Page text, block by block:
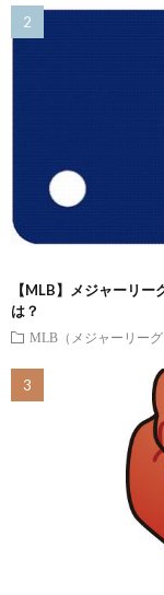
【MLB】メジャーリ
は？
MLB（メジャーリーグ